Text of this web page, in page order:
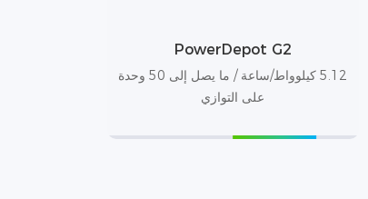
PowerDepot G2
5.12 كيلوواط/ساعة / ما يصل إلى 50 وحدة
على التوازي